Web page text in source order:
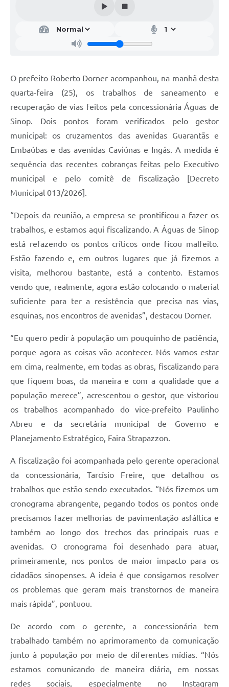
O prefeito Roberto Dorner acompanhou, na manhã desta
quarta-feira (25), os trabalhos de saneamento e
recuperação de vias feitos pela concessionária Águas de
Sinop. Dois pontos foram verificados pelo gestor
municipal: os cruzamentos das avenidas Guarantãs e
Embaúbas e das avenidas Caviúnas e Ingás. A medida é
sequência das recentes cobranças feitas pelo Executivo
municipal e pelo comitê de fiscalização [Decreto
Municipal 013/2026].
“Depois da reunião, a empresa se prontificou a fazer os
trabalhos, e estamos aqui fiscalizando. A Águas de Sinop
está refazendo os pontos críticos onde ficou malfeito.
Estão fazendo e, em outros lugares que já fizemos a
visita, melhorou bastante, está a contento. Estamos
vendo que, realmente, agora estão colocando o material
suficiente para ter a resistência que precisa nas vias,
esquinas, nos encontros de avenidas”, destacou Dorner.
“Eu quero pedir à população um pouquinho de paciência,
porque agora as coisas vão acontecer. Nós vamos estar
em cima, realmente, em todas as obras, fiscalizando para
que fiquem boas, da maneira e com a qualidade que a
população merece”, acrescentou o gestor, que vistoriou
os trabalhos acompanhado do vice-prefeito Paulinho
Abreu e da secretária municipal de Governo e
Planejamento Estratégico, Faira Strapazzon.
A fiscalização foi acompanhada pelo gerente operacional
da concessionária, Tarcísio Freire, que detalhou os
trabalhos que estão sendo executados. “Nós fizemos um
cronograma abrangente, pegando todos os pontos onde
precisamos fazer melhorias de pavimentação asfáltica e
também ao longo dos trechos das principais ruas e
avenidas. O cronograma foi desenhado para atuar,
primeiramente, nos pontos de maior impacto para os
cidadãos sinopenses. A ideia é que consigamos resolver
os problemas que geram mais transtornos de maneira
mais rápida”, pontuou.
De acordo com o gerente, a concessionária tem
trabalhado também no aprimoramento da comunicação
junto à população por meio de diferentes mídias. “Nós
estamos comunicando de maneira diária, em nossas
redes sociais, especialmente no Instagram